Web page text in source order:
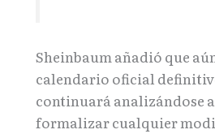
Sheinbaum añadió que
calendario oficial
continuará analizándose
formalizar cualquier